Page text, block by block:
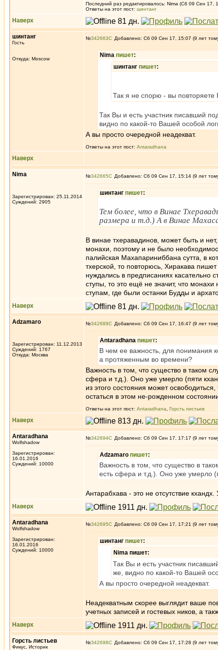
Последний раз редактировалось: Nima (Сб 09 Сен 17,
Ответы на этот пост: шинтанг
Наверх
шинтанг
Гость
Откуда: Moscow
№342663 Добавлено: Сб 09 Сен 17, 15:07 (9 лет
Nima пишет:
шинтанг пишет:
Так я не спорю - вы повторяете
Так Вы и есть участник писавший
видно по какой-то Вашей особой
А вы просто очередной неадекват.
Ответы на этот пост: Antaradhana
Наверх
Nima
Зарегистрирован: 25.11.2014
Суждений: 2905
№342665 Добавлено: Сб 09 Сен 17, 15:14 (9 лет
шинтанг пишет:
Тем более, что в Винае
размера и т.д.) А в Винае
В винае тхеравадинов, может быть и
монахи, поэтому и не было
палийская Махапариниббана сутта, в
тхерской, то повторюсь, Хиракава
нуждались в предписаниях касательно
ступы, то это ещё не значит, что монахи
ступам, где были останки Будды и
Наверх
Adzamaro
Зарегистрирован: 11.12.2013
Суждений: 1767
Откуда: Москва
№342689 Добавлено: Сб 09 Сен 17, 16:47 (9 лет
Antaradhana пишет:
В чем ее важность, для понимания
а протяженным во времени?
Важность в том, что существо в таком
сфера и т.д.). Оно уже умерло (пяти
из этого состояния может
остаться в этом не-рожденном
Ответы на этот пост: Antaradhana Горсть листьев
Наверх
Antaradhana
Wolfshadow
Зарегистрирован:
16.01.2016
Суждений: 10000
№342694 Добавлено: Сб 09 Сен 17, 17:17 (9 лет
Adzamaro пишет:
Важность в том, что существо в
есть сфера и т.д.). Оно уже умерло
Антарабхава - это не отсутствие
Наверх
Antaradhana
Wolfshadow
Зарегистрирован:
16.01.2016
Суждений: 10000
№342695 Добавлено: Сб 09 Сен 17, 17:21 (9 лет
шинтанг пишет:
Nima пишет:
Так Вы и есть участник
же, видно по какой-то Вашей
А вы просто очередной неадекват.
Неадекватным скорее выглядит ваше
учетных записей и гостевых ников, а
Наверх
Горсть листьев
Фикус, Историк
№342698 Добавлено: Сб 09 Сен 17, 17:28 (9 лет